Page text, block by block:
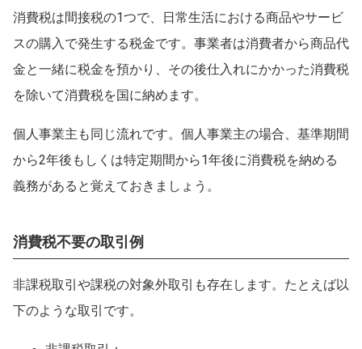
消費税は間接税の1つで、日常生活における商品やサービ
スの購入で発生する税金です。事業者は消費者から商品代
金と一緒に税金を預かり、その後仕入れにかかった消費税
を除いて消費税を国に納めます。
個人事業主も同じ流れです。個人事業主の場合、基準期間
から2年後もしくは特定期間から1年後に消費税を納める
義務があると覚えておきましょう。
消費税不要の取引例
非課税取引や課税の対象外取引も存在します。たとえば以
下のような取引です。